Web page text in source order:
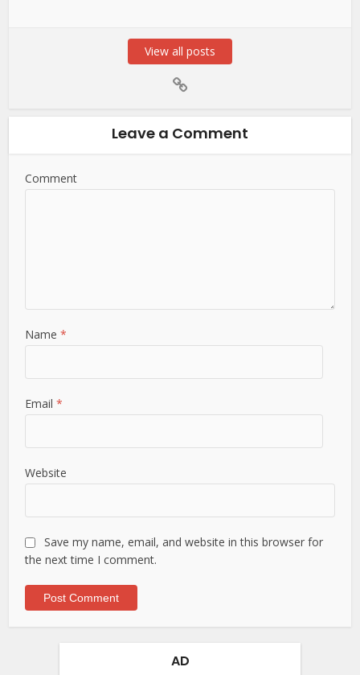
View all posts
Leave a Comment
Comment
Name*
Email*
Website
Save my name, email, and website in this browser for
the next time I comment.
AD